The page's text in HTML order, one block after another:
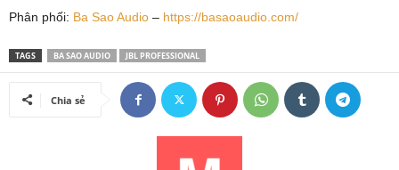
Phân phối: Ba Sao Audio – https://basaoaudio.com/
TAGS BA SAO AUDIO JBL PROFESSIONAL
Chia sẻ